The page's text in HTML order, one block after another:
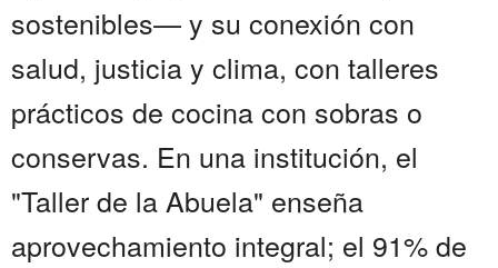
sostenibles— y su conexión con
salud, justicia y clima, con talleres
prácticos de cocina con sobras o
conservas. En una institución, el
"Taller de la Abuela" enseña
aprovechamiento integral; el 91% de